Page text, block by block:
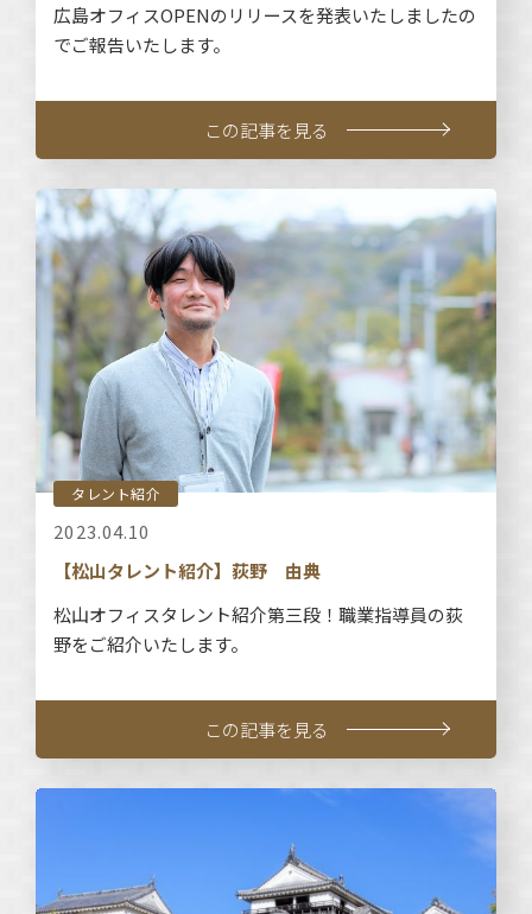
広島オフィスOPENのリリースを発表いたしましたの
でご報告いたします。
この記事を見る
タレント紹介
2023.04.10
【松山タレント紹介】荻野 由典
松山オフィスタレント紹介第三段！職業指導員の荻
野をご紹介いたします。
この記事を見る